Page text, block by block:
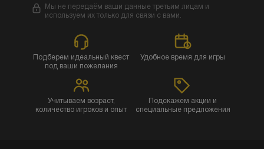
Мы не передаём ваши данные третьим лицам и
используем их только для связи с вами.
Подберем идеальный квест
под ваши пожелания
Удобное время для игры
Учитываем возраст,
количество игроков и опыт
Подскажем акции и
специальные предложения